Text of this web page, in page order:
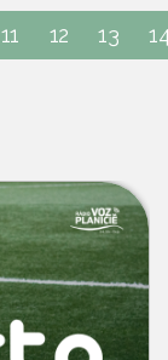
11 12 13